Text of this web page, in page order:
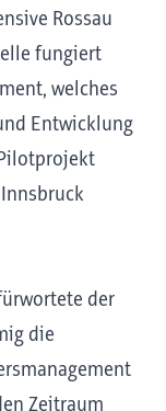
Rossau
fungiert
welches
Entwicklung
der
die
Zeitraum